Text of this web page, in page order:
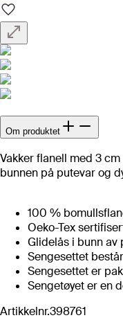
Om produktet
Vakker flanell med 3
bunnen på putevar og
100 %
Oeko-Tex
Glidelås i bunn av
Sengesettet
Sengesettet er
Sengetøyet er en
Artikkelnr.398761